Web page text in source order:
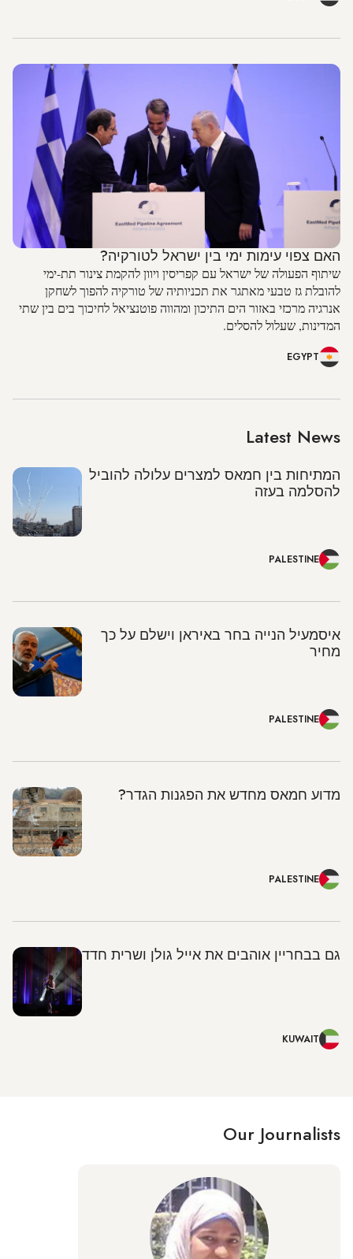
האם צפוי עימות ימי בין ישראל לטורקיה?
שיתוף הפעולה של ישראל עם קפריסין ויוון להקמת צינור תת-ימי
להובלת גז טבעי מאתגר את תכניותיה של טורקיה להפוך לשחקן
אנרגיה מרכזי באזור הים התיכון ומהווה פוטנציאל לחיכוך בים בין שתי
המדינות, שעלול להסלים.
EGYPT
Latest News
המתיחות בין חמאס למצרים עלולה להוביל
להסלמה בעזה
PALESTINE
איסמעיל הנייה בחר באיראן וישלם על כך
מחיר
PALESTINE
מדוע חמאס מחדש את הפגנות הגדר?
PALESTINE
גם בבחריין אוהבים את אייל גולן ושרית חדד
KUWAIT
Our Journalists